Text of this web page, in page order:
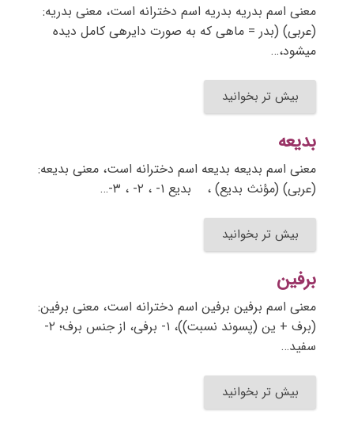
معنی اسم بدریه بدریه اسم دخترانه است، معنی بدریه:
(عربی) (بدر = ماهی که به صورت دایرهی کامل دیده
میشود،…
بیش تر بخوانید
بدیعه
معنی اسم بدیعه بدیعه اسم دخترانه است، معنی بدیعه:
(عربی) (مؤنث بدیع) ، بدیع ۱- ، ۲- ، ۳-…
بیش تر بخوانید
برفین
معنی اسم برفین برفین اسم دخترانه است، معنی برفین:
(برف + ین (پسوند نسبت))، ۱- برفی، از جنس برف؛ ۲-
سفید…
بیش تر بخوانید